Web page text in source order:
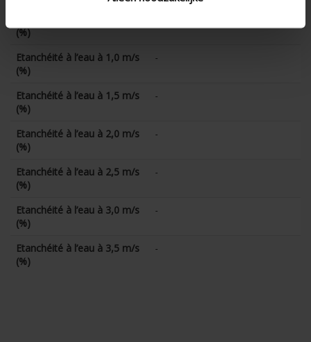
(%)
Etanchéité à l’eau à 1,0 m/s
(%)
-
Etanchéité à l’eau à 1,5 m/s
(%)
-
Etanchéité à l’eau à 2,0 m/s
(%)
-
Etanchéité à l’eau à 2,5 m/s
(%)
-
Etanchéité à l’eau à 3,0 m/s
(%)
-
Etanchéité à l’eau à 3,5 m/s
(%)
-